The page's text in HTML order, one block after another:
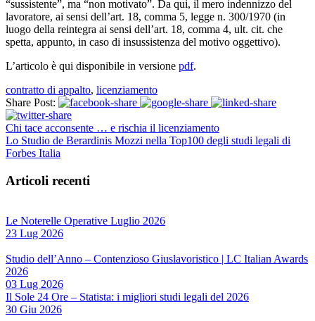
“sussistente”, ma “non motivato”. Da qui, il mero indennizzo del
lavoratore, ai sensi dell’art. 18, comma 5, legge n. 300/1970 (in
luogo della reintegra ai sensi dell’art. 18, comma 4, ult. cit. che
spetta, appunto, in caso di insussistenza del motivo oggettivo).
L’articolo è qui disponibile in versione pdf.
contratto di appalto, licenziamento
Share Post:
Chi tace acconsente … e rischia il licenziamento
Lo Studio de Berardinis Mozzi nella Top100 degli studi legali di
Forbes Italia
Articoli recenti
Le Noterelle Operative Luglio 2026
23 Lug 2026
Studio dell’Anno – Contenzioso Giuslavoristico | LC Italian Awards
2026
03 Lug 2026
Il Sole 24 Ore – Statista: i migliori studi legali del 2026
30 Giu 2026